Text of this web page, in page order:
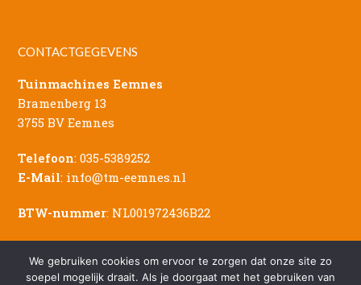
CONTACTGEGEVENS
Tuinmachines Eemnes
Bramenberg 13
3755 BV Eemnes
Telefoon:035-5389252
E-Mail: info@tm-eemnes.nl
BTW-nummer: NL001972436B22
We gebruiken cookies om ervoor te zorgen dat onze site zo
soepel mogelijk draait. Als je doorgaat met het gebruiken van